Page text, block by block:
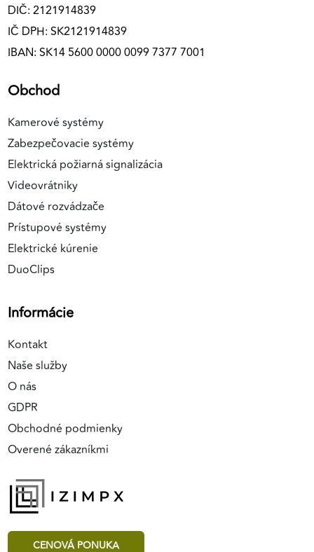
DIČ: 2121914839
IČ DPH: SK2121914839
IBAN: SK14 5600 0000 0099 7377 7001
Obchod
Kamerové systémy
Zabezpečovacie systémy
Elektrická požiarná signalizácia
Videovrátniky
Dátové rozvádzače
Prístupové systémy
Elektrické kúrenie
DuoClips
Informácie
Kontakt
Naše služby
O nás
GDPR
Obchodné podmienky
Overené zákazníkmi
CENOVÁ PONUKA